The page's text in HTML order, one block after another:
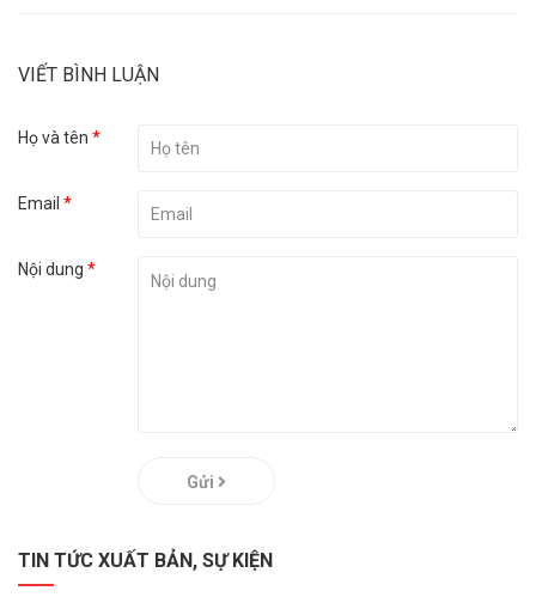
TIN TỨC XUẤT BẢN, SỰ KIỆN
VIẾT BÌNH LUẬN
Họ và tên *
Email *
Nội dung *
Gửi